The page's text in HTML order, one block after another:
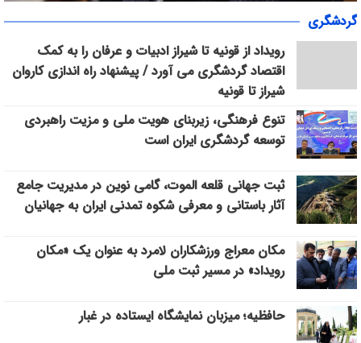
انتخاب رییس هیات بسکتبال استان فارس
گردشگری
رویداد از قونیه تا شیراز ادبیات و عرفان را به کمک
اقتصاد گردشگری می آورد / پیشنهاد راه اندازی کاروان
شیراز تا قونیه
تنوع فرهنگی، زیربنای هویت ملی و مزیت راهبردی
توسعه گردشگری ایران است
ثبت جهانی قلعه الموت، گامی نوین در مدیریت جامع
آثار باستانی و معرفی شکوه تمدنی ایران به جهانیان
مکان معراج ورزشکاران لامرد به عنوان یک «مکان
رویداد» در مسیر ثبت ملی
حافظیه؛ میزبان نمایشگاه ایستاده در غبار